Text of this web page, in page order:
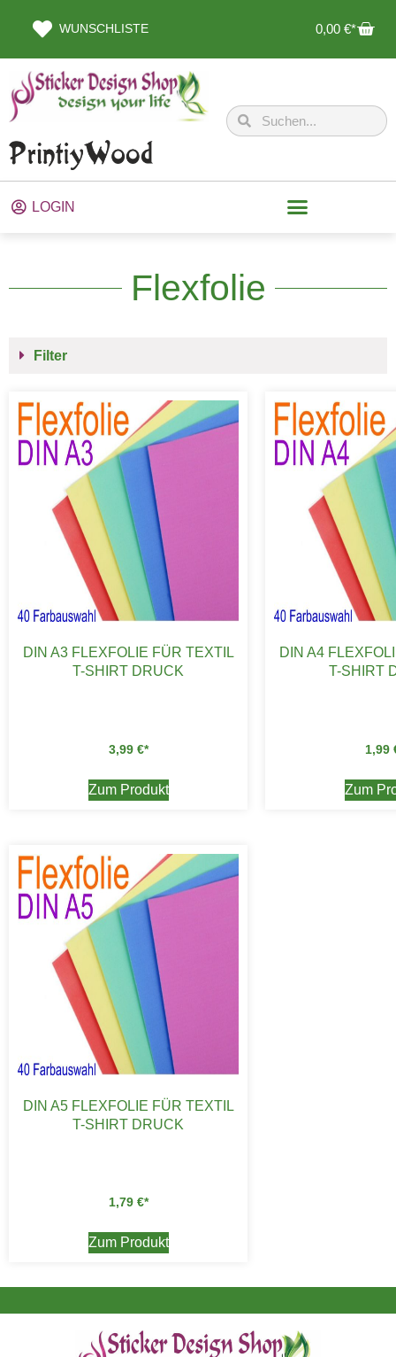
WUNSCHLISTE 0,00 €
LOGIN
Flexfolie
Filter
DIN A3 FLEXFOLIE FÜR TEXTIL
T-SHIRT DRUCK
3,99 €
Zum Produkt
DIN A4
T-SHIRT
1,99
Zum
DIN A5 FLEXFOLIE FÜR TEXTIL
T-SHIRT DRUCK
1,79 €
Zum Produkt